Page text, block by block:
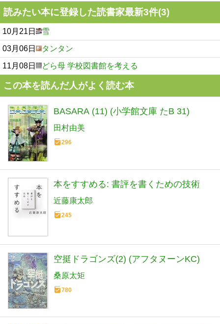
読みたい本に登録した読書家最新3件(3)
10月21日 雪
03月06日 タンタン
11月08日 どら母 学校図書館を考える
この本を読んだ人がよく読む本
BASARA (11) (小学館文庫 たB 31)
田村由美
296
本をすすめる: 書評を書くための技術
近藤康太郎
245
空挺ドラゴンズ(2) (アフタヌーンKC)
桑原太矩
780